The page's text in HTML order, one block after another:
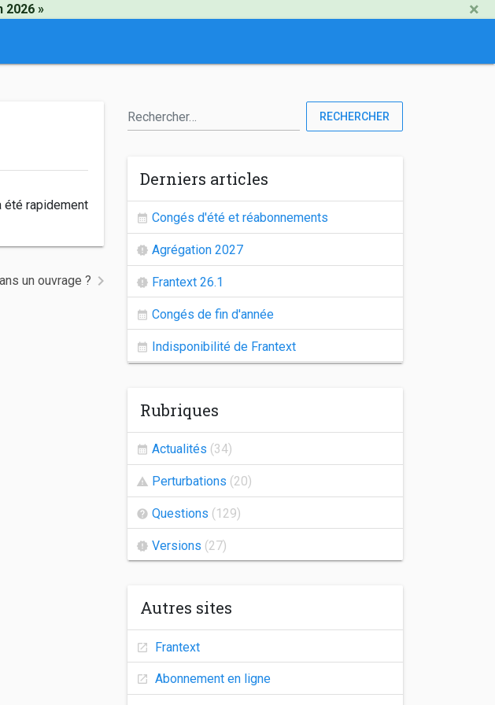
2026 » ×
été rapidement
un ouvrage ?
RECHERCHER
Derniers articles
Congés d'été et réabonnements
Agrégation 2027
Frantext 26.1
Congés de fin d'année
Indisponibilité de Frantext
Congés d'automne
Agrégation 2026
Frantext 25.2
Indisponibilité des comptes utilisateurs
Rubriques
Actualités (34)
Perturbations (20)
Questions (129)
Versions (27)
Autres sites
Frantext
Abonnement en ligne